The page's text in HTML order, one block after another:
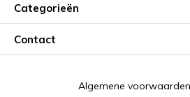
Categorieën
Contact
Algemene voorwaarden